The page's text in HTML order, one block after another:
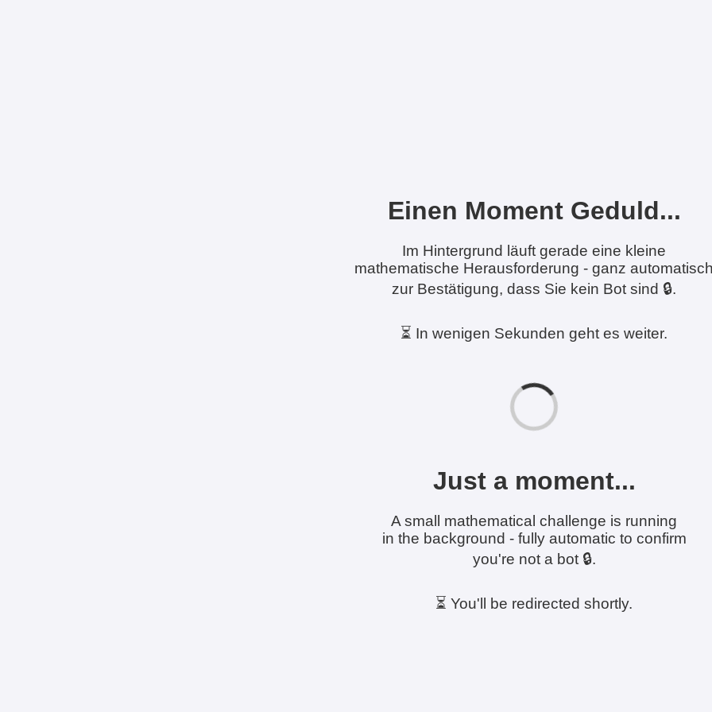
Einen Moment Geduld...
Im Hintergrund läuft gerade eine kleine
mathematische Herausforderung - ganz
zur Bestätigung, dass Sie kein Bot sind 🔒.
⏳ In wenigen Sekunden geht es weiter.
Just a moment...
A small mathematical challenge is running
in the background - fully automatic to confirm
you're not a bot 🔒.
⏳ You'll be redirected shortly.